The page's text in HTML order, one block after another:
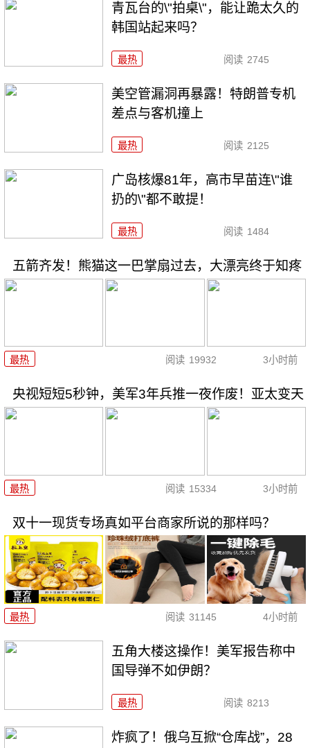
青瓦台的\"拍桌\"，能让跪太久的
韩国站起来吗？
最热 阅读 2745
美空管漏洞再暴露！特朗普专机
差点与客机撞上
最热 阅读 2125
广岛核爆81年，高市早苗连\"谁
扔的\"都不敢提！
最热 阅读 1484
五箭齐发！熊猫这一巴掌扇过去，大漂亮终于知疼
最热 阅读 19932 3小时前
央视短短5秒钟，美军3年兵推一夜作废！亚太变天
最热 阅读 15334 3小时前
双十一现货专场真如平台商家所说的那样吗？
最热 阅读 31145 4小时前
五角大楼这操作！美军报告称中
国导弹不如伊朗？
最热 阅读 8213
炸疯了！俄乌互掀“仓库战”，28